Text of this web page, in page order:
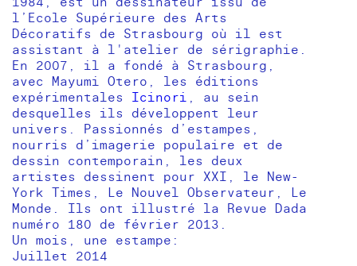
l’Ecole Supérieure des Arts
Décoratifs de Strasbourg où il est
assistant à l'atelier de sérigraphie.
En 2007, il a fondé à Strasbourg,
avec Mayumi Otero, les éditions
expérimentales Icinori , au sein
desquelles ils développent leur
univers. Passionnés d’estampes,
nourris d’imagerie populaire et de
dessin contemporain, les deux
artistes dessinent pour XXI, le New-
York Times, Le Nouvel Observateur, Le
Monde. Ils ont illustré la Revue Dada
numéro 180 de février 2013.
Un mois, une estampe:
Juillet 2014